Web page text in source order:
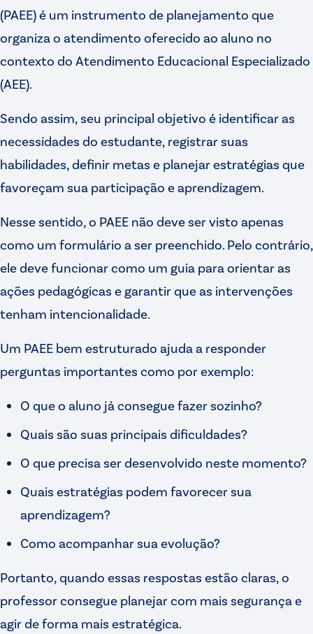
(PAEE) é um instrumento de planejamento que
organiza o atendimento oferecido ao aluno no
contexto do Atendimento Educacional Especializado
(AEE).
Sendo assim, seu principal objetivo é identificar as
necessidades do estudante, registrar suas
habilidades, definir metas e planejar estratégias que
favoreçam sua participação e aprendizagem.
Nesse sentido, o PAEE não deve ser visto apenas
como um formulário a ser preenchido. Pelo contrário,
ele deve funcionar como um guia para orientar as
ações pedagógicas e garantir que as intervenções
tenham intencionalidade.
Um PAEE bem estruturado ajuda a responder
perguntas importantes como por exemplo:
O que o aluno já consegue fazer sozinho?
Quais são suas principais dificuldades?
O que precisa ser desenvolvido neste momento?
Quais estratégias podem favorecer sua
aprendizagem?
Como acompanhar sua evolução?
Portanto, quando essas respostas estão claras, o
professor consegue planejar com mais segurança e
agir de forma mais estratégica.